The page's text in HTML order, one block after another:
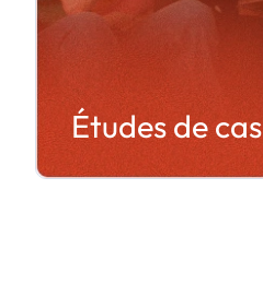
Études de cas